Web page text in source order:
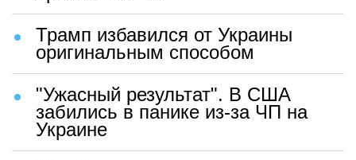
Трамп избавился от Украины
оригинальным способом
"Ужасный результат". В США
забились в панике из-за ЧП на
Украине